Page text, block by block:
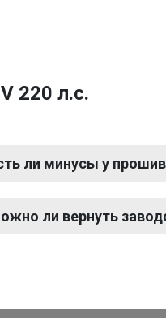
220 л.с.
ли минусы у
ли вернуть